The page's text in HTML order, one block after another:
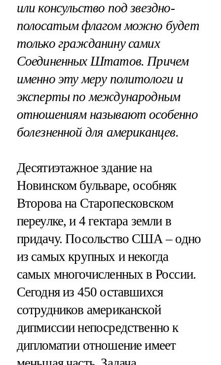
или консульство под звездно-
полосатым флагом можно будет
только гражданину самих
Соединенных Штатов. Причем
именно эту меру политологи и
эксперты по международным
отношениям называют особенно
болезненной для американцев.
Десятиэтажное здание на
Новинском бульваре, особняк
Второва на Старопесковском
переулке, и 4 гектара земли в
придачу. Посольство США – одно
из самых крупных и некогда
самых многочисленных в России.
Сегодня из 450 оставшихся
сотрудников американской
дипмиссии непосредственно к
дипломатии отношение имеет